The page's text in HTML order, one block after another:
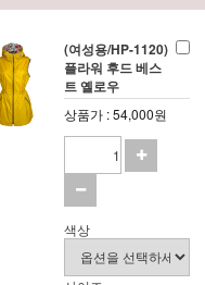
(여성용/HP-1120)
플라워 후드 베스
트 옐로우
상품가 : 54,000원
색상